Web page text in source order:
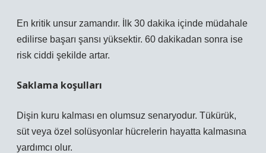
En kritik unsur zamandır. İlk 30 dakika içinde müdahale
edilirse başarı şansı yüksektir. 60 dakikadan sonra ise
risk ciddi şekilde artar.
Saklama koşulları
Dişin kuru kalması en olumsuz senaryodur. Tükürük,
süt veya özel solüsyonlar hücrelerin hayatta kalmasına
yardımcı olur.